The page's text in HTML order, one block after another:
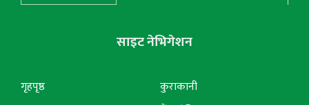
साइट नेभिगेशन
गृहपृष्ठ
कुराकानी